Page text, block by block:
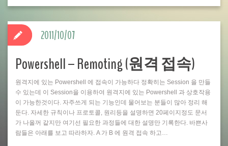
Powershell – Remoting (원격 접속)
원격지에 있는 Powershell 에 접속이 가능하다 정확히는 Session 을 만들
수 있는데 이 Session을 이용하여 원격지에 있는 Powershell 과 상호작용
이 가능한것이다. 자주쓰게 되는 기능인데 물어보는 분들이 많아 정리 해
둔다. 자세한 규칙이나 프로토콜, 원리등을 설명하면 20페이지정도 문서
가 나올꺼 같지만 여기선 필요한 과정들에 대한 설명만 기록한다. 바쁜사
람들은 아래를 보고 따라하자. A 가 B 에 원격 접속 하고…
2011/10/07